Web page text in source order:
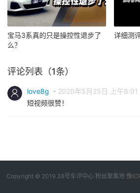
宝马3系真的只是操控性退步了
么？
详细测
评论列表（1条）
love8g
2020年5月25日 上午8:01
短视频很赞！
Copyright © 2019 38号车评中心 粉丝聚集地 豫